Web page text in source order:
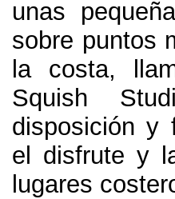
unas
sobre puntos
la costa,
Squish
disposición y
el disfrute y
lugares